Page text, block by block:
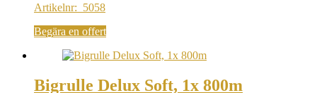
Artikelnr: 5058
Begära en offert
Bigrulle Delux Soft, 1x 800m